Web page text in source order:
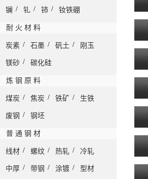
镧 / 钆 / 铈 / 钕铁硼
耐 火 材 料
炭素 / 石墨 / 矾土 / 刚玉
镁砂 / 碳化硅
炼 钢 原 料
煤炭 / 焦炭 / 铁矿 / 生铁
废钢 / 钢坯
普 通 钢 材
线材 / 螺纹 / 热轧 / 冷轧
中厚 / 带钢 / 涂镀 / 型材